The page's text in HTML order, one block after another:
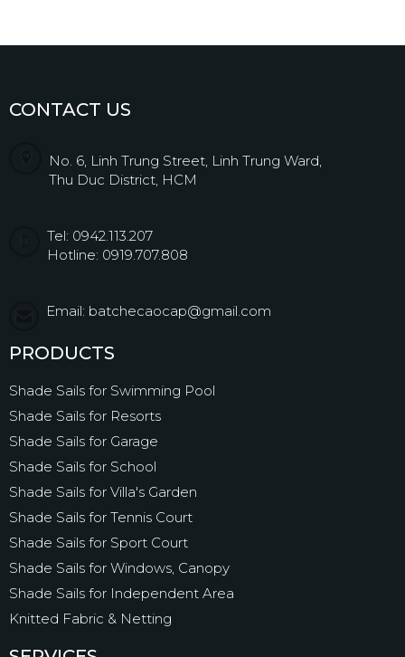
CONTACT US
No. 6, Linh Trung Street, Linh Trung Ward,
Thu Duc District, HCM
Tel: 0942.113.207
Hotline: 0919.707.808
Email: batchecaocap@gmail.com
PRODUCTS
Shade Sails for Swimming Pool
Shade Sails for Resorts
Shade Sails for Garage
Shade Sails for School
Shade Sails for Villa's Garden
Shade Sails for Tennis Court
Shade Sails for Sport Court
Shade Sails for Windows, Canopy
Shade Sails for Independent Area
Knitted Fabric & Netting